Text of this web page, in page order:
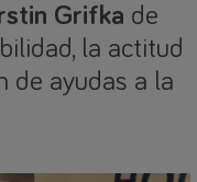
Grifka de
la actitud
de ayudas a la